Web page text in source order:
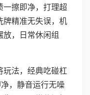
一擦即净，打理超
牌精准无失误，机
放，日常休闲组
玩法，经典吃碰杠
，静音运行无噪